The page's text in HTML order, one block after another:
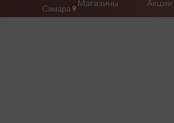
Самара
Магазины Акции